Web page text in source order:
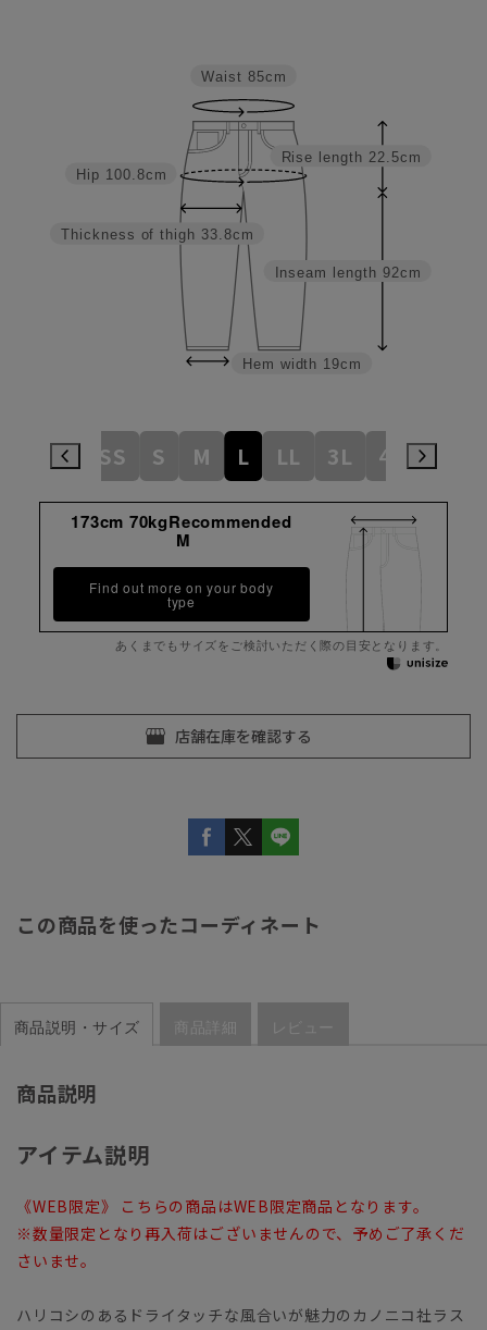
Inseam length 92cm
Rise length 22.5cm
Hem width 19cm
Thickness of thigh 33.8cm
Hip 100.8cm
Waist 85cm
3S SS S M L LL 3L 4L
173cm 70kgRecommended
M
Find out more on your body
type
あくまでもサイズをご検討いただく際の目安となります。
この商品を使ったコーディネート
商品説明・サイズ 商品詳細 レビュー
商品説明
アイテム説明
《WEB限定》 こちらの商品はWEB限定商品となります。
※数量限定となり再入荷はございませんので、予めご了承くだ
さいませ。
ハリコシのあるドライタッチな風合いが魅力のカノニコ社ラス